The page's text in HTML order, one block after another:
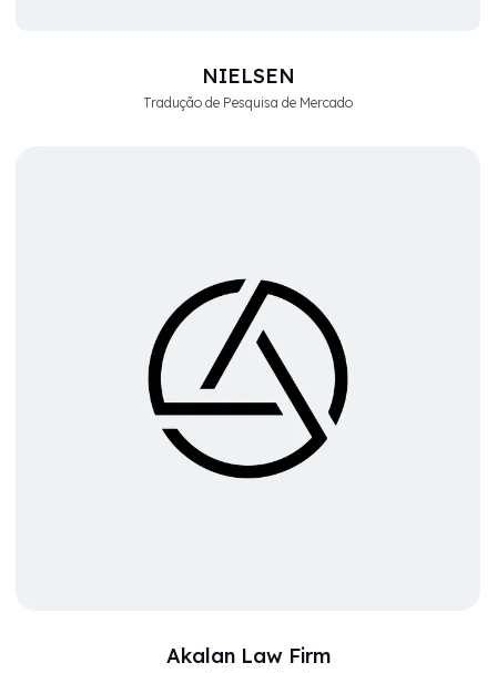
NIELSEN
Tradução de Pesquisa de Mercado
Akalan Law Firm